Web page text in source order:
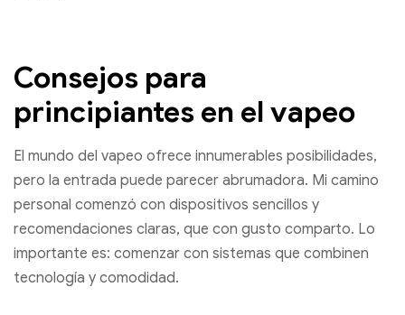
Consejos para
principiantes en el vapeo
El mundo del vapeo ofrece innumerables posibilidades,
pero la entrada puede parecer abrumadora. Mi camino
personal comenzó con dispositivos sencillos y
recomendaciones claras, que con gusto comparto. Lo
importante es: comenzar con sistemas que combinen
tecnología y comodidad.